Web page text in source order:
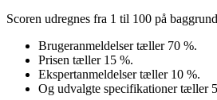
Scoren udregnes fra 1 til 100 på
Brugeranmeldelser tæller 70 %.
Prisen tæller 15 %.
Ekspertanmeldelser tæller 10 %.
Og udvalgte specifikationer tæller